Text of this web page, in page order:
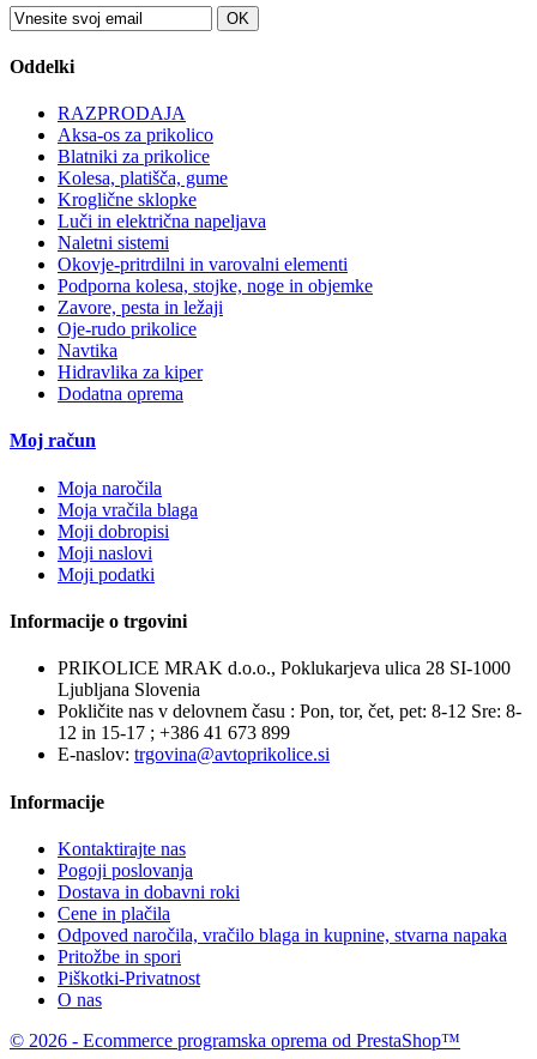
OK
Oddelki
RAZPRODAJA
Aksa-os za prikolico
Blatniki za prikolice
Kolesa, platišča, gume
Kroglične sklopke
Luči in električna napeljava
Naletni sistemi
Okovje-pritrdilni in varovalni elementi
Podporna kolesa, stojke, noge in objemke
Zavore, pesta in ležaji
Oje-rudo prikolice
Navtika
Hidravlika za kiper
Dodatna oprema
Moj račun
Moja naročila
Moja vračila blaga
Moji dobropisi
Moji naslovi
Moji podatki
Informacije o trgovini
PRIKOLICE MRAK d.o.o., Poklukarjeva ulica 28 SI-1000
Ljubljana Slovenia
Pokličite nas v delovnem času : Pon, tor, čet, pet: 8-12 Sre: 8-
12 in 15-17 ; +386 41 673 899
E-naslov: trgovina@avtoprikolice.si
Informacije
Kontaktirajte nas
Pogoji poslovanja
Dostava in dobavni roki
Cene in plačila
Odpoved naročila, vračilo blaga in kupnine, stvarna napaka
Pritožbe in spori
Piškotki-Privatnost
O nas
© 2026 - Ecommerce programska oprema od PrestaShop™